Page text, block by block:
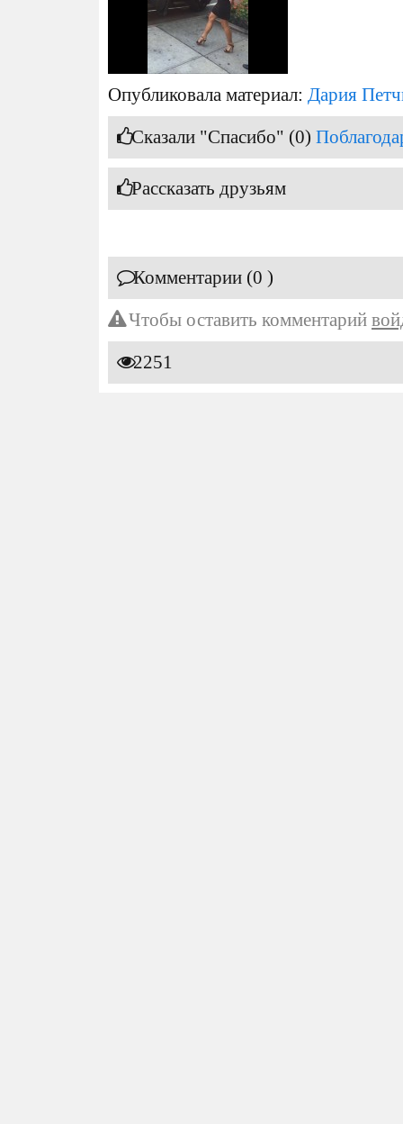
Опубликовала материал: Дария
Сказали "Спасибо" (0)
Рассказать друзьям
Комментарии (0 )
Чтобы оставить комментарий
2251